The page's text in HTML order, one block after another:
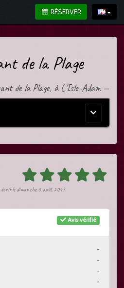
RÉSERVER
de la Plage
de la Plage, à L'Isle-Adam —
Menu
principal
le dimanche 6 août 2017
Avis vérifié
-
-
-
-